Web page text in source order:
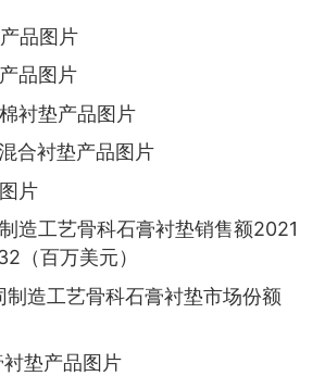
品图片
品图片
衬垫产品图片
合衬垫产品图片
片
造工艺骨科石膏衬垫销售额2021
（百万美元）
制造工艺骨科石膏衬垫市场份额
衬垫产品图片